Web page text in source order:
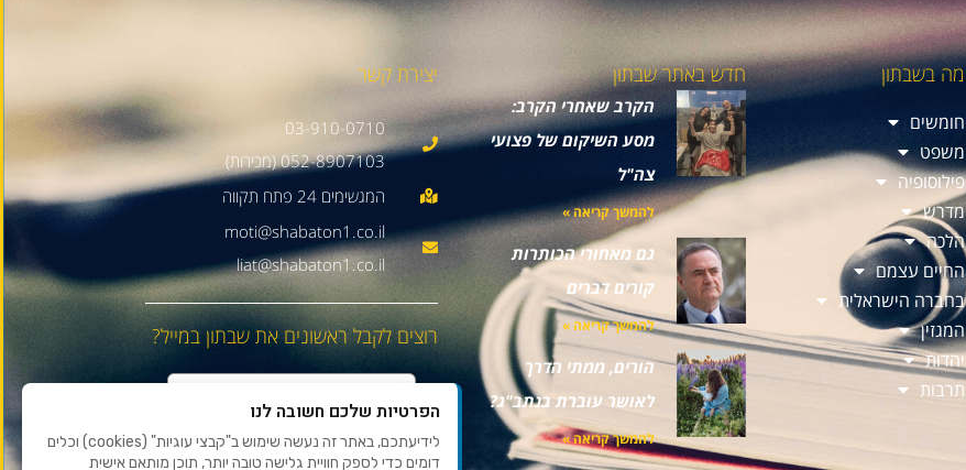
מה בשבתון
חומשים
משפט
פילוסופיה
מדרש
הלכה
החיים עצמם
בחברה הישראלית
המגזין
יהדות
תרבות
חדש באתר שבתון
הקרב שאחרי הקרב:
מסע השיקום של פצועי
צה"ל
להמשך קריאה »
גם מאחורי הכותרות
קורים דברים
להמשך קריאה »
הורים, ממתי הדרך
לאושר עוברת בנתב"ג?
להמשך קריאה »
יצירת קשר
03-910-0710
052-8907103 (מכירות)
moti@shabaton1.co.il
liat@shabaton1.co.il
רוצים לקבל ראשונים את שבתון במייל?
הפרטיות שלכם חשובה לנו
לידיעתכם, באתר זה נעשה שימוש ב"קבצי עוגיות" (cookies) וכלים
דומים כדי לספק חוויית גלישה טובה יותר, תוכן מותאם אישית